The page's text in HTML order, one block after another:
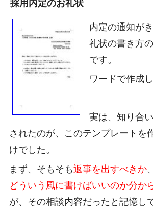
採用内定のお礼状
内定の通知が
礼状の書き方
です。
ワードで作成
実は、知り合
されたのが、このテンプレートを
けでした。
まず、そもそも返事を出すべきか
どういう風に書けばいいのか分か
が、その相談内容だったと記憶し